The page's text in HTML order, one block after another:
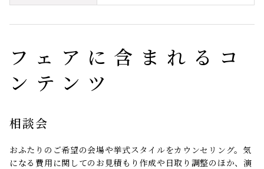
フェアに含まれるコ
ンテンツ
相談会
おふたりのご希望の会場や挙式スタイルをカウンセリング。気
になる費用に関してのお見積もり作成や日取り調整のほか、演